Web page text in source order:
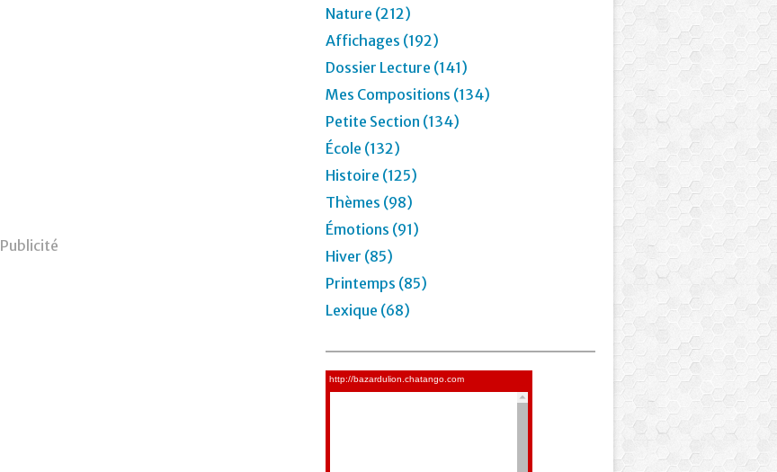
Publicité
Nature (212)
Affichages (192)
Dossier Lecture (141)
Mes Compositions (134)
Petite Section (134)
École (132)
Histoire (125)
Thèmes (98)
Émotions (91)
Hiver (85)
Printemps (85)
Lexique (68)